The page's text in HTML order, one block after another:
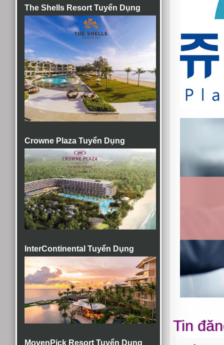
The Shells Resort Tuyển Dụng
Crowne Plaza Tuyển Dụng
InterContinental Tuyển Dụng
MovenPick Resort Tuyển Dụng
Tin